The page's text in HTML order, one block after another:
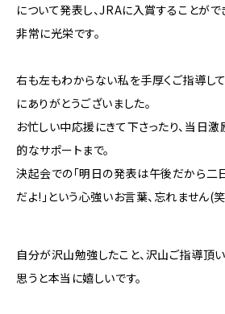
について発表し、JRAに入賞することがで
非常に光栄です。
右も左もわからない私を手厚くご指導し
にありがとうございました。
お忙しい中応援にきて下さったり、当日
的なサポートまで。
決起会での「明日の発表は午後だから二
だよ!」という心強いお言葉、忘れません(
自分が沢山勉強したこと、沢山ご指導頂
思うと本当に嬉しいです。